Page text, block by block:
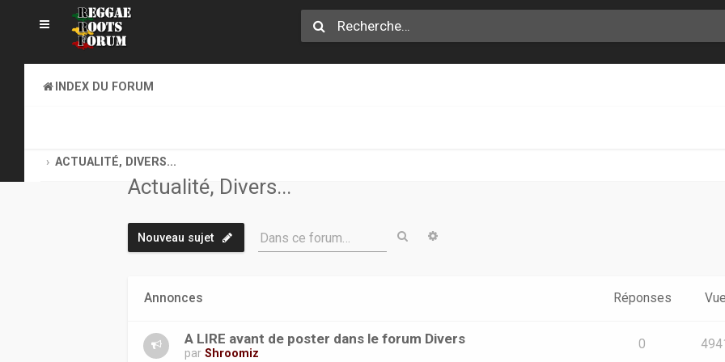
INDEX DU FORUM
ACTUALITÉ, DIVERS...
Actualité, Divers...
Nouveau sujet Dans ce forum… Rechercher
Annonces Réponses
A LIRE avant de poster dans le forum Divers
parShroomiz
0